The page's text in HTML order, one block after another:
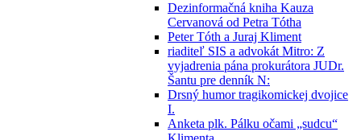
Dezinformačná kniha Kauza
Cervanová od Petra Tótha
Peter Tóth a Juraj Kliment
riaditeľ SIS a advokát Mitro: Z
vyjadrenia pána prokurátora JUDr.
Šantu pre denník N:
Drsný humor tragikomickej dvojice
I.
Anketa plk. Pálku očami „sudcu“